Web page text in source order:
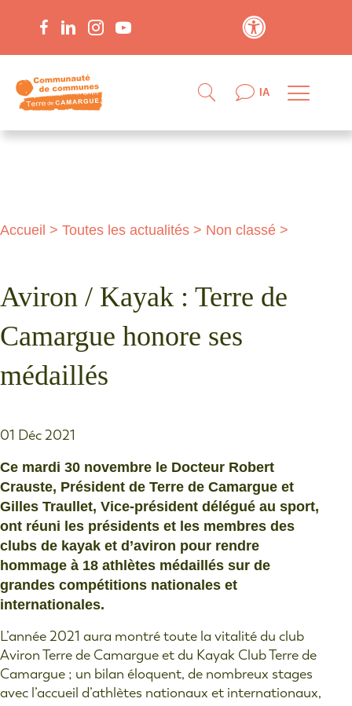
IA
Accueil > Toutes les actualités > Non classé >
Aviron / Kayak : Terre de
Camargue honore ses
médaillés
01 Déc 2021
Ce mardi 30 novembre le Docteur Robert
Crauste, Président de Terre de Camargue et
Gilles Traullet, Vice-président délégué au sport,
ont réuni les présidents et les membres des
clubs de kayak et d’aviron pour rendre
hommage à 18 athlètes médaillés sur de
grandes compétitions nationales et
internationales.
L’année 2021 aura montré toute la vitalité du club
Aviron Terre de Camargue et du Kayak Club Terre de
Camargue ; un bilan éloquent, de nombreux stages
avec l’accueil d’athlètes nationaux et internationaux,